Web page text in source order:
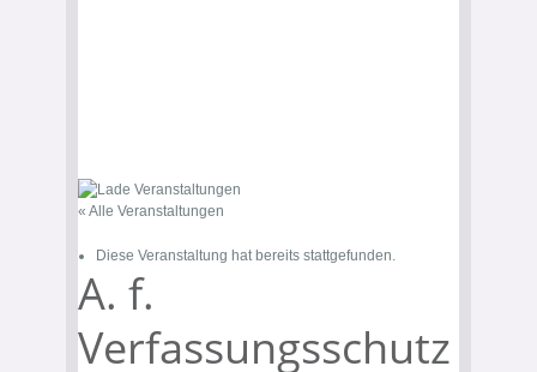
« Alle Veranstaltungen
Diese Veranstaltung hat bereits stattgefunden.
A. f.
Verfassungsschutz